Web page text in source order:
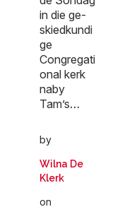
in die ge-
skiedkundi
ge
Congregati
onal kerk
naby
Tam’s…
by
Wilna De
Klerk
on